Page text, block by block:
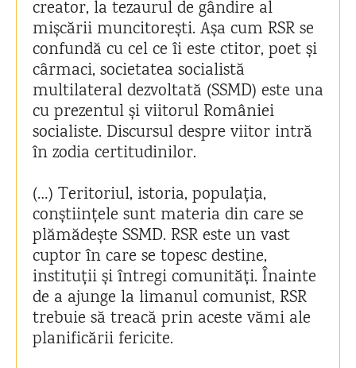
creator, la tezaurul de gândire al
mișcării muncitorești. Așa cum RSR se
confundă cu cel ce îi este ctitor, poet și
cârmaci, societatea socialistă
multilateral dezvoltată (SSMD) este una
cu prezentul și viitorul României
socialiste. Discursul despre viitor intră
în zodia certitudinilor.
(…) Teritoriul, istoria, populația,
conștiințele sunt materia din care se
plămădește SSMD. RSR este un vast
cuptor în care se topesc destine,
instituții și întregi comunități. Înainte
de a ajunge la limanul comunist, RSR
trebuie să treacă prin aceste vămi ale
planificării fericite.